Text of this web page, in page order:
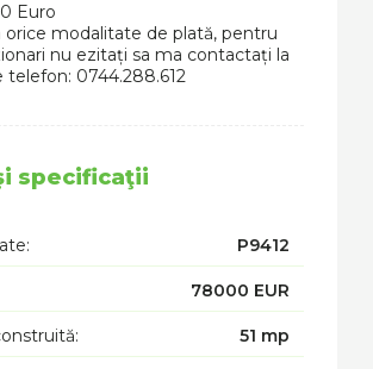
Euro
orice modalitate de plată, pentru
nu ezitați sa ma contactați la
telefon: 0744.288.612
specificaţii
P9412
78000 EUR
51 mp